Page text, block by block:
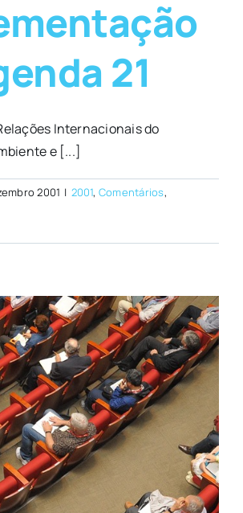
21
Internacionais do
e [...]
2001 | 2001, Comentários,